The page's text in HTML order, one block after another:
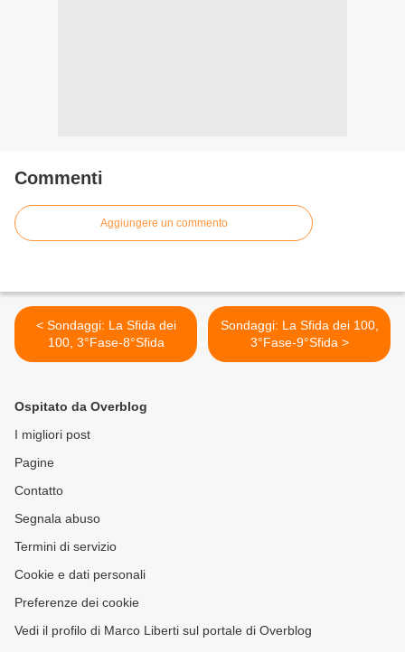
Commenti
Aggiungere un commento
< Sondaggi: La Sfida dei
100, 3°Fase-8°Sfida
Sondaggi: La Sfida dei 100,
3°Fase-9°Sfida >
Ospitato da Overblog
I migliori post
Pagine
Contatto
Segnala abuso
Termini di servizio
Cookie e dati personali
Preferenze dei cookie
Vedi il profilo di Marco Liberti sul portale di Overblog